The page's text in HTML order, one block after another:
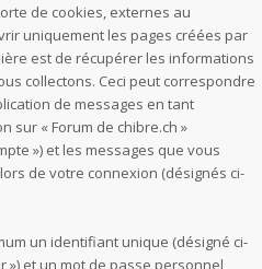
de cookies, externes au
uniquement les pages créées par
est de récupérer les informations
collectons. Ceci peut correspondre
de messages en tant
sur « Forum de chibre.ch »
») et les messages que vous
de votre connexion (désignés ci-
un identifiant unique (désigné ci-
») et un mot de passe personnel